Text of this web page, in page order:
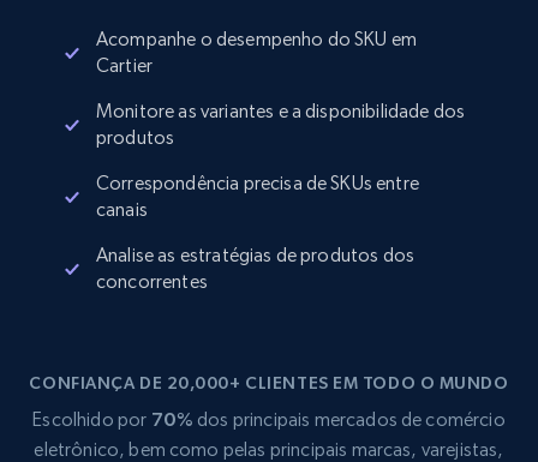
Acompanhe o desempenho do SKU em
Cartier
Monitore as variantes e a disponibilidade dos
produtos
Correspondência precisa de SKUs entre
canais
Analise as estratégias de produtos dos
concorrentes
CONFIANÇA DE 20,000+ CLIENTES EM TODO O MUNDO
Escolhido por 70% dos principais mercados de comércio
eletrônico, bem como pelas principais marcas, varejistas,